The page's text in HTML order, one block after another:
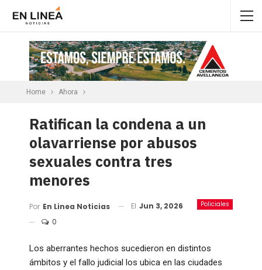
Home Ahora
Ratifican la condena a un
olavarriense por abusos
sexuales contra tres
menores
Policiales
Por En Linea Noticias El Jun 3, 2026
0
Los aberrantes hechos sucedieron en distintos
ámbitos y el fallo judicial los ubica en las ciudades